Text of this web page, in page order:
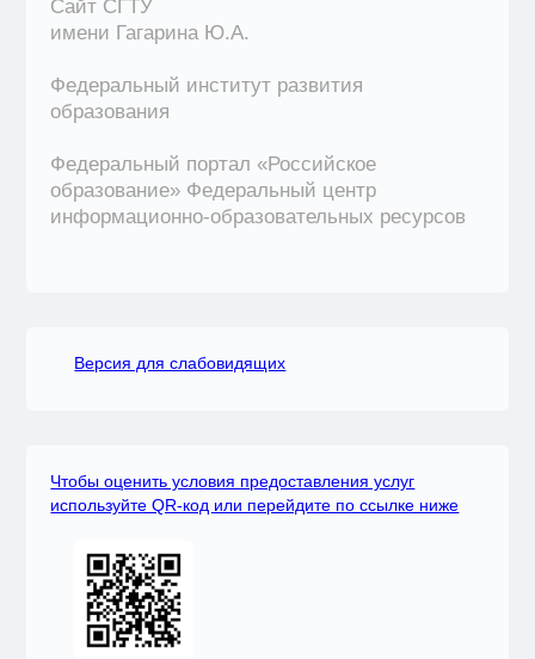
Сайт СГТУ
имени Гагарина Ю.А.
Федеральный институт развития
образования
Федеральный портал «Российское
образование» Федеральный центр
информационно-образовательных ресурсов
Версия для слабовидящих
Чтобы оценить условия предоставления услуг
используйте QR-код или перейдите по ссылке ниже